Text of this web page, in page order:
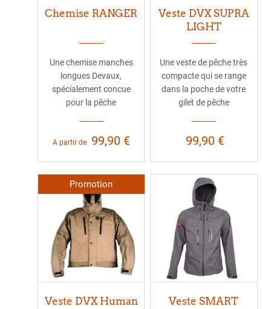
Chemise RANGER
Une chemise manches
longues Devaux,
spécialement concue
pour la pêche
A partir de 99,90 €
Veste DVX SUPRA
LIGHT
Une veste de pêche très
compacte qui se range
dans la poche de votre
gilet de pêche
99,90 €
Promotion
Veste DVX Human Veste SMART